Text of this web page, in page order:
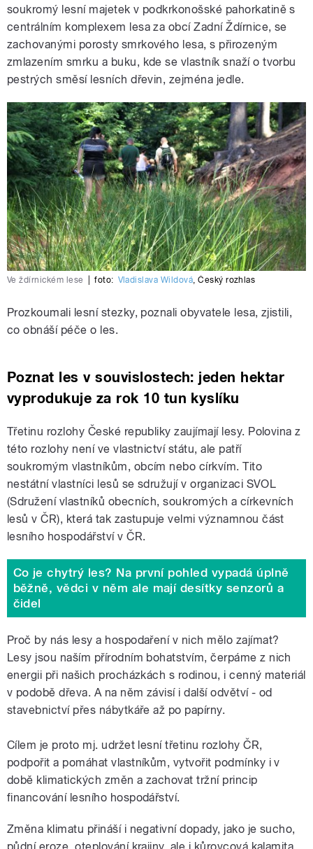
soukromý lesní majetek v podkrkonošské pahorkatině s
centrálním komplexem lesa za obcí Zadní Ždírnice, se
zachovanými porosty smrkového lesa, s přirozeným
zmlazením smrku a buku, kde se vlastník snaží o tvorbu
pestrých směsí lesních dřevin, zejména jedle.
Ve ždírnickém lese foto: Vladislava Wildová,Český rozhlas
Prozkoumali lesní stezky, poznali obyvatele lesa, zjistili,
co obnáší péče o les.
Poznat les v souvislostech: jeden hektar
vyprodukuje za rok 10 tun kyslíku
Třetinu rozlohy České republiky zaujímají lesy. Polovina z
této rozlohy není ve vlastnictví státu, ale patří
soukromým vlastníkům, obcím nebo církvím. Tito
nestátní vlastníci lesů se sdružují v organizaci SVOL
(Sdružení vlastníků obecních, soukromých a církevních
lesů v ČR), která tak zastupuje velmi významnou část
lesního hospodářství v ČR.
Co je chytrý les? Na první pohled vypadá úplně
běžně, vědci v něm ale mají desítky senzorů a
čidel
Proč by nás lesy a hospodaření v nich mělo zajímat?
Lesy jsou naším přírodním bohatstvím, čerpáme z nich
energii při našich procházkách s rodinou, i cenný materiál
v podobě dřeva. A na něm závisí i další odvětví - od
stavebnictví přes nábytkáře až po papírny.
Cílem je proto mj. udržet lesní třetinu rozlohy ČR,
podpořit a pomáhat vlastníkům, vytvořit podmínky i v
době klimatických změn a zachovat tržní princip
financování lesního hospodářství.
Změna klimatu přináší i negativní dopady, jako je sucho,